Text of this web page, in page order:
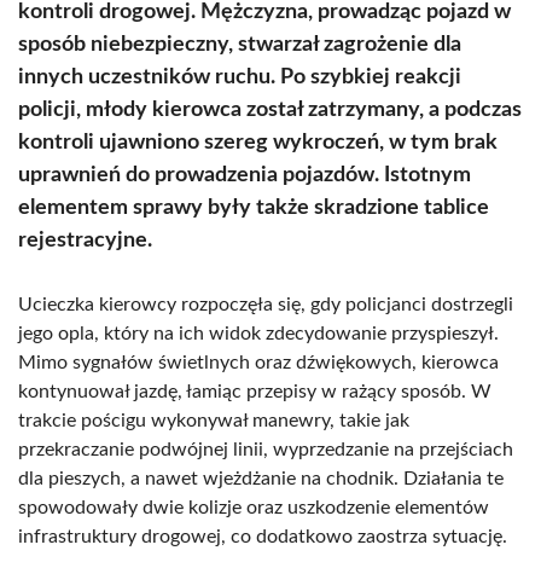
kontroli drogowej. Mężczyzna, prowadząc pojazd w
sposób niebezpieczny, stwarzał zagrożenie dla
innych uczestników ruchu. Po szybkiej reakcji
policji, młody kierowca został zatrzymany, a podczas
kontroli ujawniono szereg wykroczeń, w tym brak
uprawnień do prowadzenia pojazdów. Istotnym
elementem sprawy były także skradzione tablice
rejestracyjne.
Ucieczka kierowcy rozpoczęła się, gdy policjanci dostrzegli
jego opla, który na ich widok zdecydowanie przyspieszył.
Mimo sygnałów świetlnych oraz dźwiękowych, kierowca
kontynuował jazdę, łamiąc przepisy w rażący sposób. W
trakcie pościgu wykonywał manewry, takie jak
przekraczanie podwójnej linii, wyprzedzanie na przejściach
dla pieszych, a nawet wjeżdżanie na chodnik. Działania te
spowodowały dwie kolizje oraz uszkodzenie elementów
infrastruktury drogowej, co dodatkowo zaostrza sytuację.